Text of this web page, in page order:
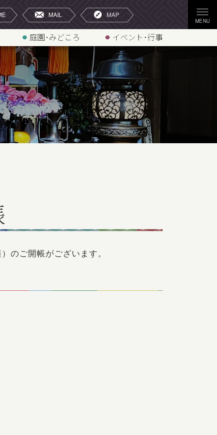
庭園･みどころ イベント･行事
のご開帳がございます。